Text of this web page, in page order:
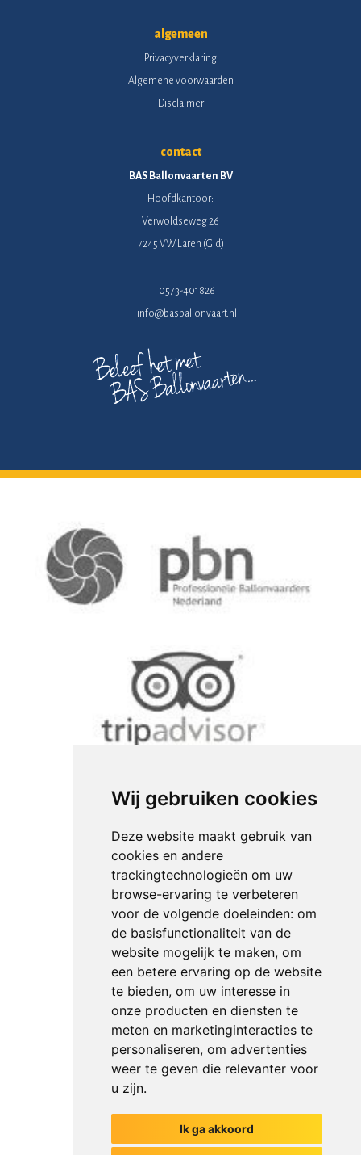
Wij gebruiken cookies
Deze website maakt gebruik van
cookies en andere
trackingtechnologieën om uw
browse-ervaring te verbeteren
voor de volgende doeleinden: om
de basisfunctionaliteit van de
website mogelijk te maken, om
een betere ervaring op de website
te bieden, om uw interesse in
onze producten en diensten te
meten en marketinginteracties te
personaliseren, om advertenties
weer te geven die relevanter voor
u zijn.
Ik ga akkoord
algemeen
Privacyverklaring
Algemene voorwaarden
Disclaimer
contact
BAS Ballonvaarten BV
Hoofdkantoor:
Verwoldseweg 26
7245 VW Laren (Gld)
0573-401826
info@basballonvaart.nl
Het begin van jouw gesprek